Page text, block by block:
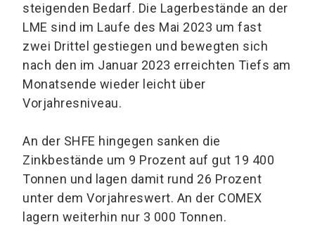
steigenden Bedarf. Die Lagerbestände an der
LME sind im Laufe des Mai 2023 um fast
zwei Drittel gestiegen und bewegten sich
nach den im Januar 2023 erreichten Tiefs am
Monatsende wieder leicht über
Vorjahresniveau.
An der SHFE hingegen sanken die
Zinkbestände um 9 Prozent auf gut 19 400
Tonnen und lagen damit rund 26 Prozent
unter dem Vorjahreswert. An der COMEX
lagern weiterhin nur 3 000 Tonnen.